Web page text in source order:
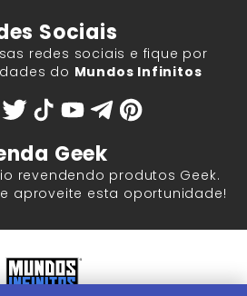
Sociais
redes sociais e fique por
do Mundos Infinitos
Geek
revendendo produtos Geek.
e aproveite esta oportunidade!